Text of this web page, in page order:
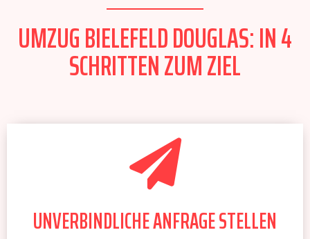
UMZUG BIELEFELD DOUGLAS: IN 4
SCHRITTEN ZUM ZIEL
UNVERBINDLICHE ANFRAGE STELLEN